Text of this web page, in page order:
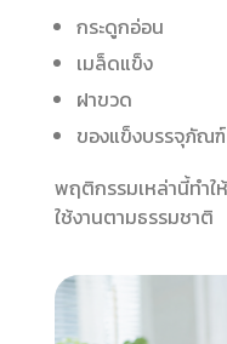
กระดูกอ่อน
เมล็ดแข็ง
ฝาขวด
ของแข็งบรรจุภัณฑ์
พฤติกรรมเหล่านี้ทำใ
ใช้งานตามธรรมชาติ